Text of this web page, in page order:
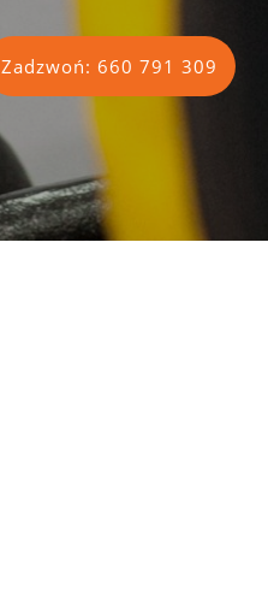
Zadzwoń: 660 791 309